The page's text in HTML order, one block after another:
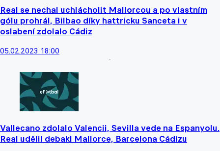
Real se nechal uchlácholit Mallorcou a po vlastním
gólu prohrál, Bilbao díky hattricku Sanceta i v
oslabení zdolalo Cádiz
05.02.2023 18:00
Vallecano zdolalo Valencii, Sevilla vede na Espanyolu.
Real udělil debakl Mallorce, Barcelona Cádizu